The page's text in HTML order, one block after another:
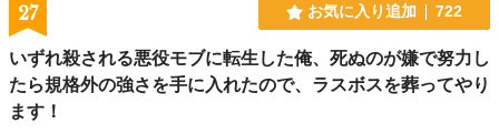
27 お気に入り追加 722
いずれ殺される悪役モブに転生した俺、死ぬのが嫌で努力し
たら規格外の強さを手に入れたので、ラスボスを葬ってやり
ます！